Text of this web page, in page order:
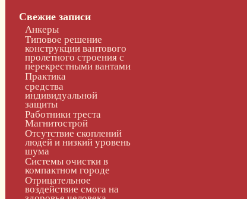
Свежие записи
Анкеры
Типовое решение
конструкции вантового
пролетного строения с
перекрестными вантами
Практика
средства
индивидуальной
защиты
Работники треста
Магнитострой
Отсутствие скоплений
людей и низкий уровень
шума
Системы очистки в
компактном городе
Отрицательное
воздействие смога на